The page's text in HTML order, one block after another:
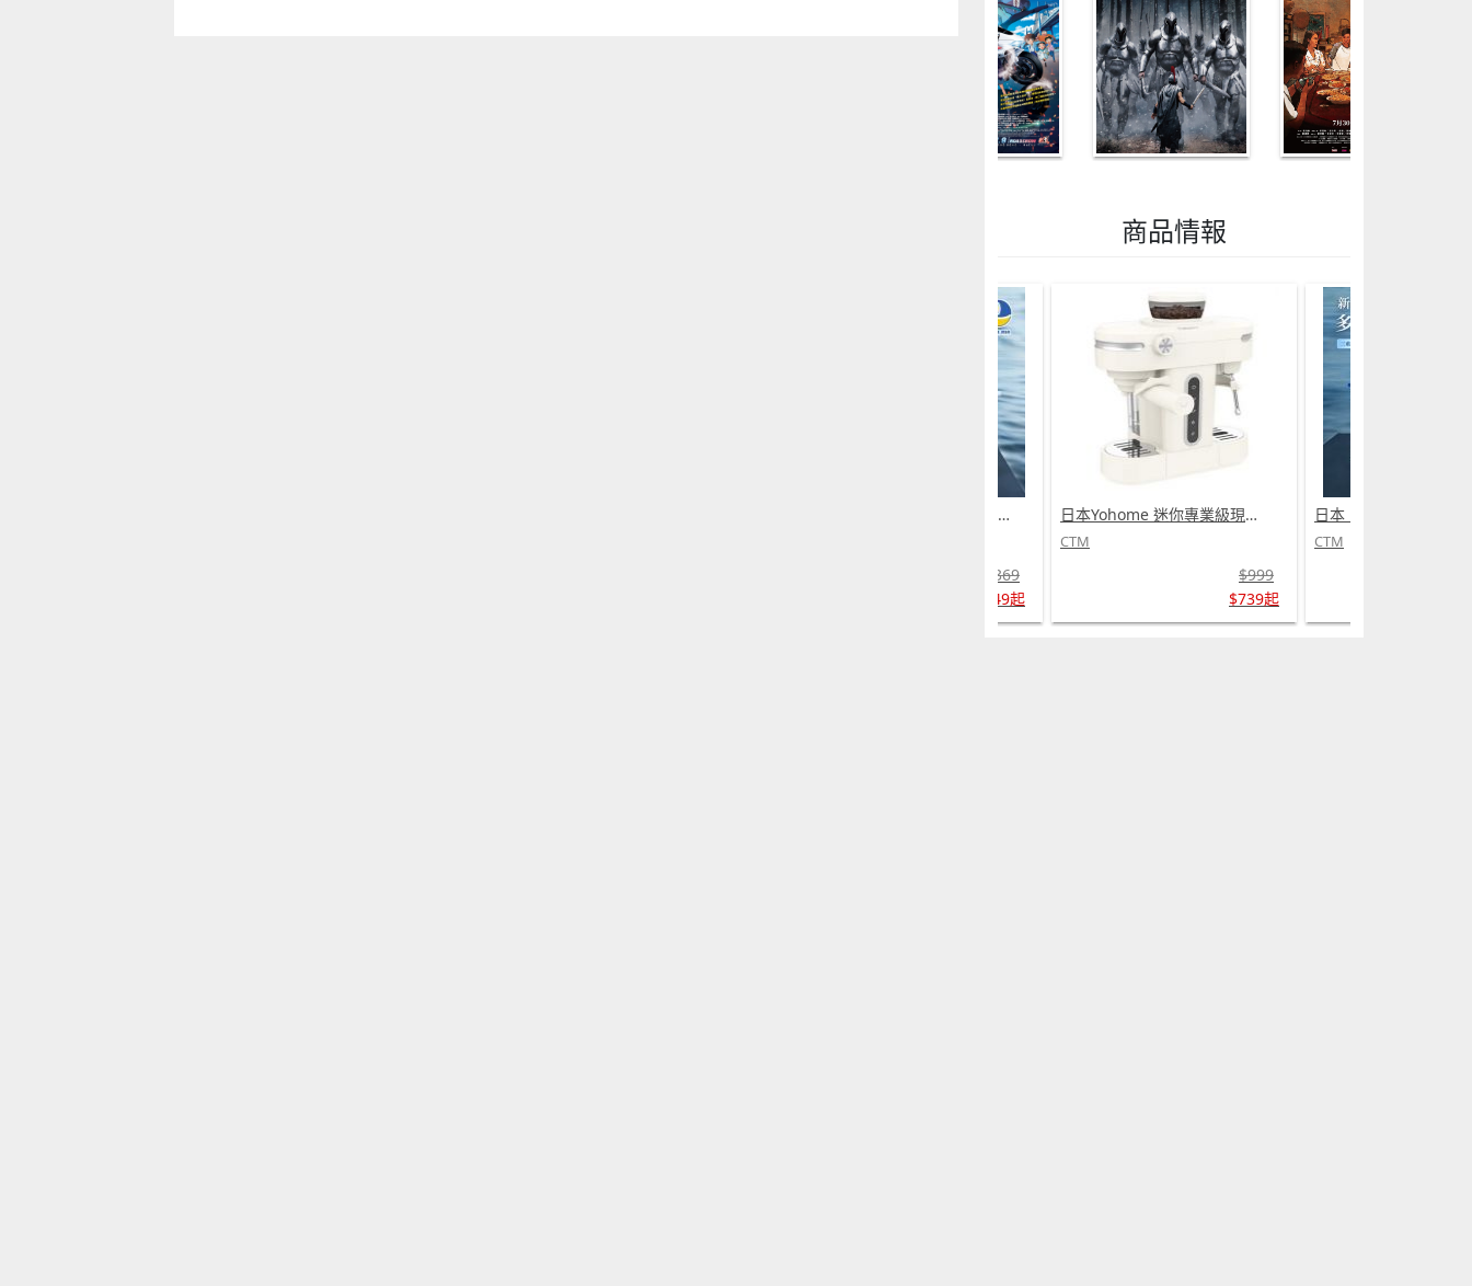
商品情報
日本 DEAR.MIN 雲感多重軟芯柔托緩壓Peace柔眠枕 (需訂貨)
$369
$349起
日本Yohome 迷你專業級現磨鮮萃奶泡3合1半自動家庭意式咖啡機 (需訂貨)
CTM
$999
$739起
CTM